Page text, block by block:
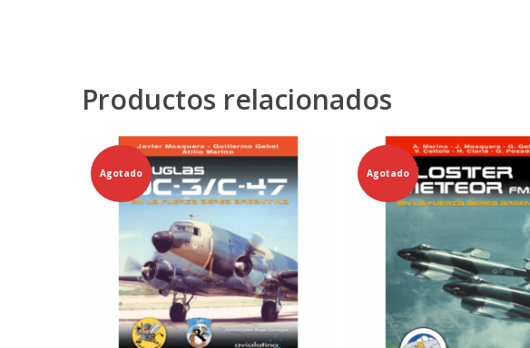
Productos relacionados
Agotado Agotado